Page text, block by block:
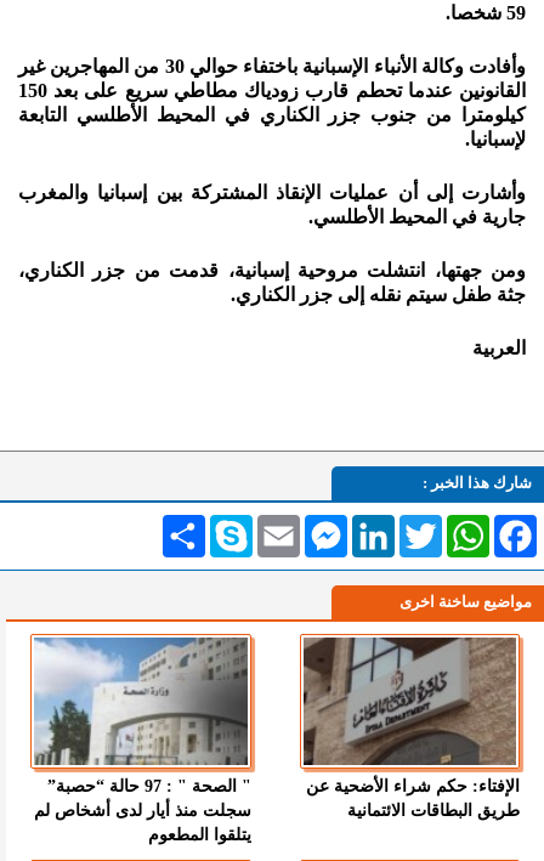
59 شخصا.
وأفادت وكالة الأنباء الإسبانية باختفاء حوالي 30 من المهاجرين غير
القانونين عندما تحطم قارب زودياك مطاطي سريع على بعد 150
كيلومترا من جنوب جزر الكناري في المحيط الأطلسي التابعة
لإسبانيا.
وأشارت إلى أن عمليات الإنقاذ المشتركة بين إسبانيا والمغرب
جارية في المحيط الأطلسي.
ومن جهتها، انتشلت مروحية إسبانية، قدمت من جزر الكناري،
جثة طفل سيتم نقله إلى جزر الكناري.
العربية
شارك هذا الخبر :
انشر Skype Email
MessengerLinkedInTwitterWhatsAppFacebook
مواضيع ساخنة اخرى
الإفتاء: حكم شراء الأضحية عن
طريق البطاقات الائتمانية
" الصحة " : 97 حالة “حصبة”
سجلت منذ أيار لدى أشخاص لم
يتلقوا المطعوم